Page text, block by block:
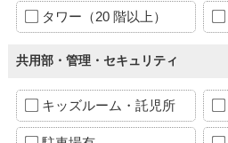
タワー（20 階以上）
共用部・管理・セキュリティ
キッズルーム・託児所